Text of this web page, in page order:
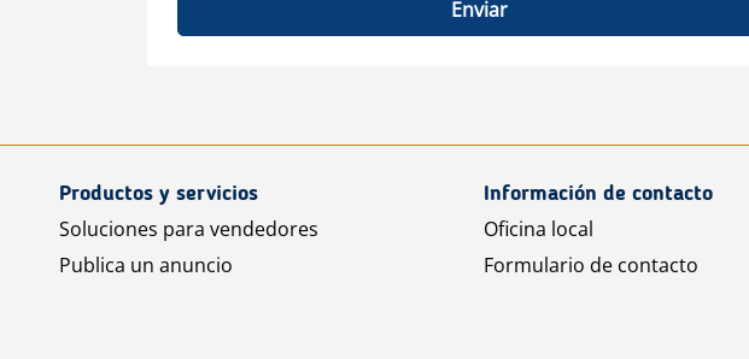
Enviar
Productos y servicios
Soluciones para vendedores
Publica un anuncio
Información de contacto
Oficina local
Formulario de contacto